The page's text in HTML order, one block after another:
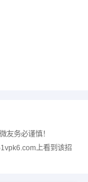
友务必谨慎！
上看到该招